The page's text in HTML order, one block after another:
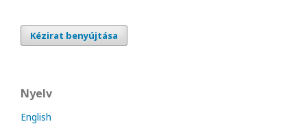
Kézirat benyújtása
Nyelv
English